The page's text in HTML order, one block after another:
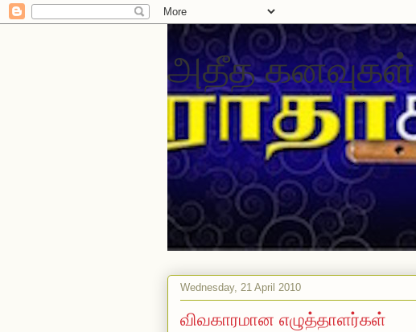
அதீத கனவுகள்
Wednesday, 21 April 2010
விவகாரமான எழுத்தாளர்கள்